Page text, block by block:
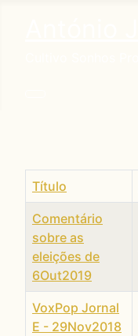
Título
Comentário
sobre as
eleições de
6Out2019
VoxPop Jornal
E - 29Nov2018